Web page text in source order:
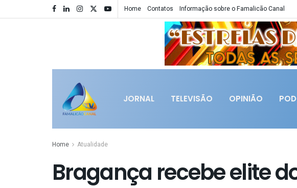
Home Contatos Informação sobre o Famalicão Canal
JORNAL TELEVISÃO OPINIÃO
Home Atualidade
Bragança recebe elite